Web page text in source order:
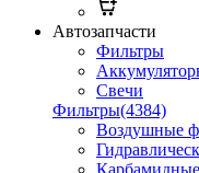
Автозапчасти
Фильтры
Свечи
Фильтры(4384)
Воздушные